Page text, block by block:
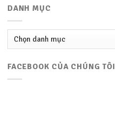
DANH MỤC
Danh
FACEBOOK CỦA CHÚNG TÔI